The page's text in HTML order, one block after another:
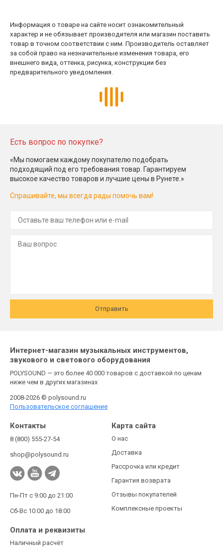
Информация о товаре на сайте носит ознакомительный
характер и не обязывает производителя или магазин поставить
товар в точном соответствии с ним. Производитель оставляет
за собой право на незначительные изменения товара, его
внешнего вида, оттенка, рисунка, конструкции без
предварительного уведомления.
Есть вопрос по покупке?
«Мы помогаем каждому покупателю подобрать
подходящий под его требования товар. Гарантируем
высокое качество товаров и лучшие цены в Рунете.»
Спрашивайте, мы всегда рады помочь вам!
Отправить
Интернет-магазин музыкальных инструментов,
звукового и светового оборудования
POLYSOUND — это более 40 000 товаров с доставкой по ценам
ниже чем в других магазинах
2008-2026 © polysound.ru
Пользовательское соглашение
Контакты
8 (800) 555-27-54
shop@polysound.ru
Пн-Пт с 9:00 до 21:00
Сб-Вс 10:00 до 18:00
Карта сайта
О нас
Доставка
Рассрочка или кредит
Гарантия возврата
Отзывы покупателей
Комплексные проекты
Оплата и реквизиты
Наличный расчёт